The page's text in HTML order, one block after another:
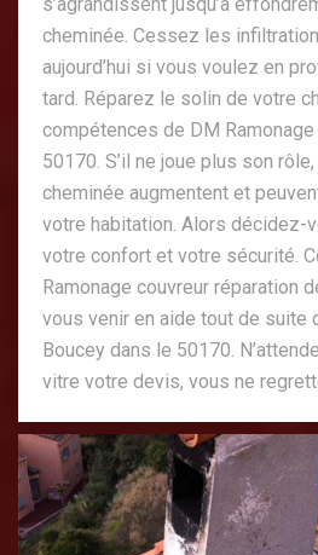
cheminée. Cessez les
aujourd’hui si vous voulez en
tard. Réparez le solin de votre
compétences de DM
50170. S’il ne joue plus son
cheminée augmentent et
votre habitation. Alors décidez-
votre confort et votre sécurité.
Ramonage couvreur réparation
vous venir en aide tout de suite
Boucey dans le 50170.
vitre votre devis, vous ne